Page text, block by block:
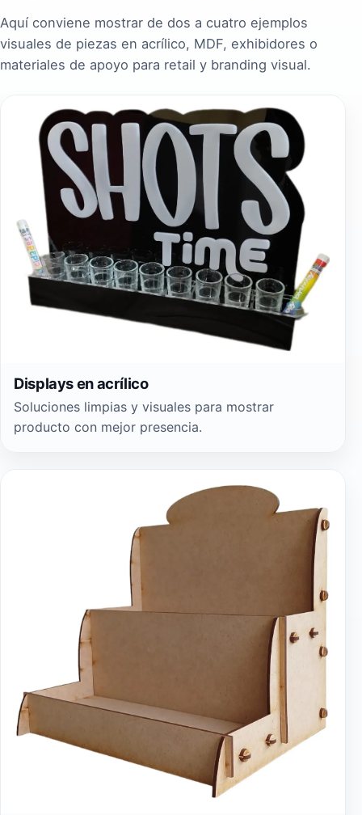
Aquí conviene mostrar de dos a cuatro ejemplos
visuales de piezas en acrílico, MDF, exhibidores o
materiales de apoyo para retail y branding visual.
Displays en acrílico
Soluciones limpias y visuales para mostrar
producto con mejor presencia.